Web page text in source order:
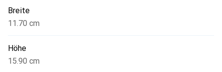
Breite
11.70 cm
Höhe
15.90 cm